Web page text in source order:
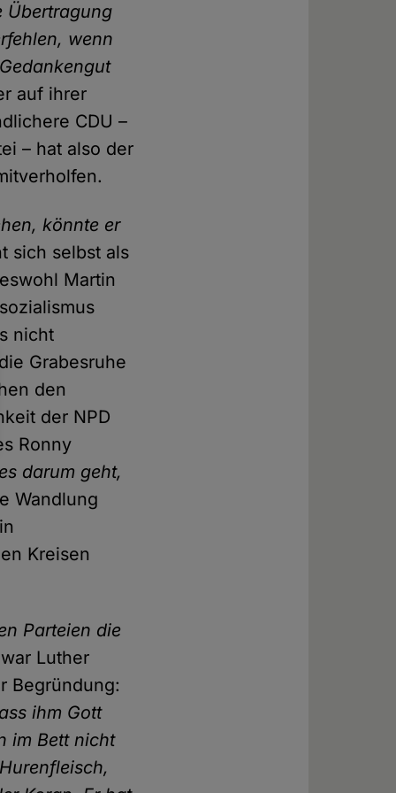
Übertragung
wenn
auf ihrer
CDU –
– hat also der
könnte er
sich selbst als
Martin
nicht
Grabesruhe
den
der NPD
Ronny
darum geht,
Wandlung
Kreisen
Parteien die
Luther
Begründung:
ihm Gott
im Bett nicht